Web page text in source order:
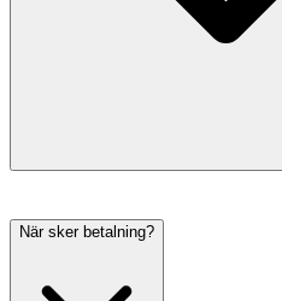
När sker betalning?